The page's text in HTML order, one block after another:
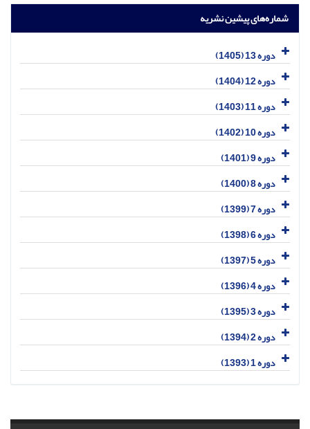
شماره‌های پیشین نشریه
دوره 13 (1405)
دوره 12 (1404)
دوره 11 (1403)
دوره 10 (1402)
دوره 9 (1401)
دوره 8 (1400)
دوره 7 (1399)
دوره 6 (1398)
دوره 5 (1397)
دوره 4 (1396)
دوره 3 (1395)
دوره 2 (1394)
دوره 1 (1393)